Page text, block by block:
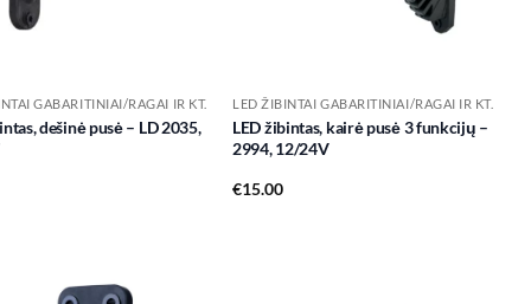
GABARITINIAI/RAGAI IR KT.
dešinė pusė – LD 2035,
LED ŽIBINTAI GABARITINIAI/RAGAI IR KT.
LED žibintas, kairė pusė 3 funkcijų –
2994, 12/24V
€15.00